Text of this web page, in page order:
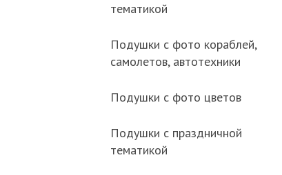
тематикой
Подушки с фото кораблей,
самолетов, автотехники
Подушки с фото цветов
Подушки с праздничной
тематикой